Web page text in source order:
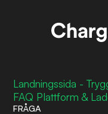
Landningssida -
FAQ Plattform &
FRÅGA